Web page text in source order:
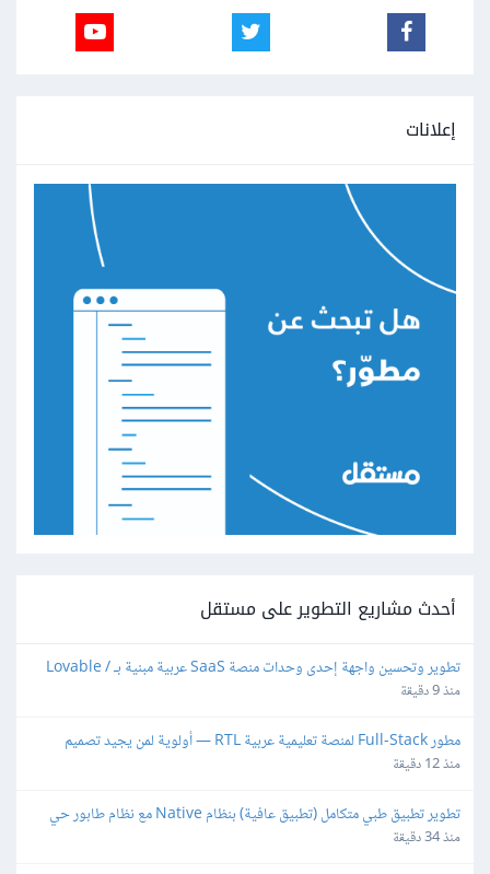
إعلانات
أحدث مشاريع التطوير على مستقل
React
منذ 9 دقيقة
المناهج وإنتاج الوسائط
منذ 12 دقيقة
وبوابات دفع عراقية
منذ 34 دقيقة